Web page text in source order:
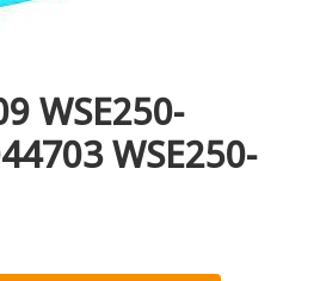
WSE250-
WSE250-